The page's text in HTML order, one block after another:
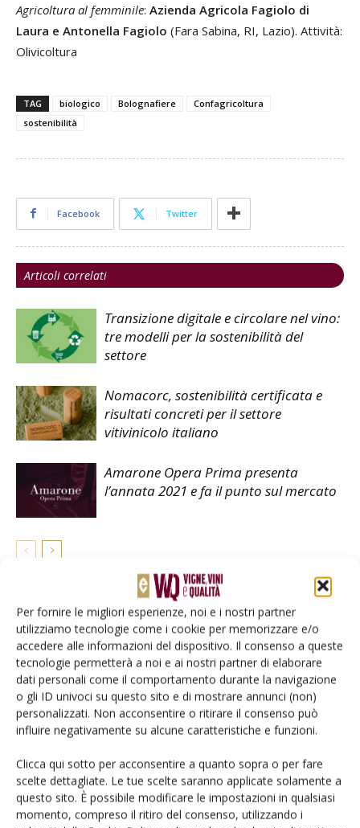
Per fornire le migliori esperienze, noi e i nostri partner
utilizziamo tecnologie come i cookie per memorizzare e/o
accedere alle informazioni del dispositivo. Il consenso a queste
tecnologie permetterà a noi e ai nostri partner di elaborare
dati personali come il comportamento durante la navigazione
o gli ID univoci su questo sito e di mostrare annunci (non)
personalizzati. Non acconsentire o ritirare il consenso può
influire negativamente su alcune caratteristiche e funzioni.
Clicca qui sotto per acconsentire a quanto sopra o per fare
scelte dettagliate. Le tue scelte saranno applicate solamente a
questo sito. È possibile modificare le impostazioni in qualsiasi
momento, compreso il ritiro del consenso, utilizzando i
Agricoltura al femminile: Azienda Agricola Fagiolo di
Laura e Antonella Fagiolo (Fara Sabina, RI, Lazio). Attività:
Olivicoltura
TAG biologico Bolognafiere
Confagricoltura
sostenibilità
Facebook Twitter
Articoli correlati
Transizione digitale e circolare nel vino:
tre modelli per la sostenibilità del
settore
Nomacorc, sostenibilità certificata e
risultati concreti per il settore
vitivinicolo italiano
Amarone Opera Prima presenta
l’annata 2021 e fa il punto sul mercato
LASCIA UN COMMENTO